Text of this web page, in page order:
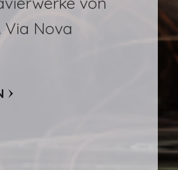
Via Nova